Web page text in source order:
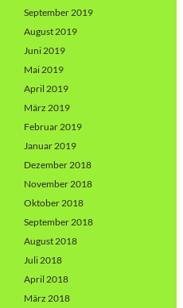
September 2019
August 2019
Juni 2019
Mai 2019
April 2019
März 2019
Februar 2019
Januar 2019
Dezember 2018
November 2018
Oktober 2018
September 2018
August 2018
Juli 2018
April 2018
März 2018